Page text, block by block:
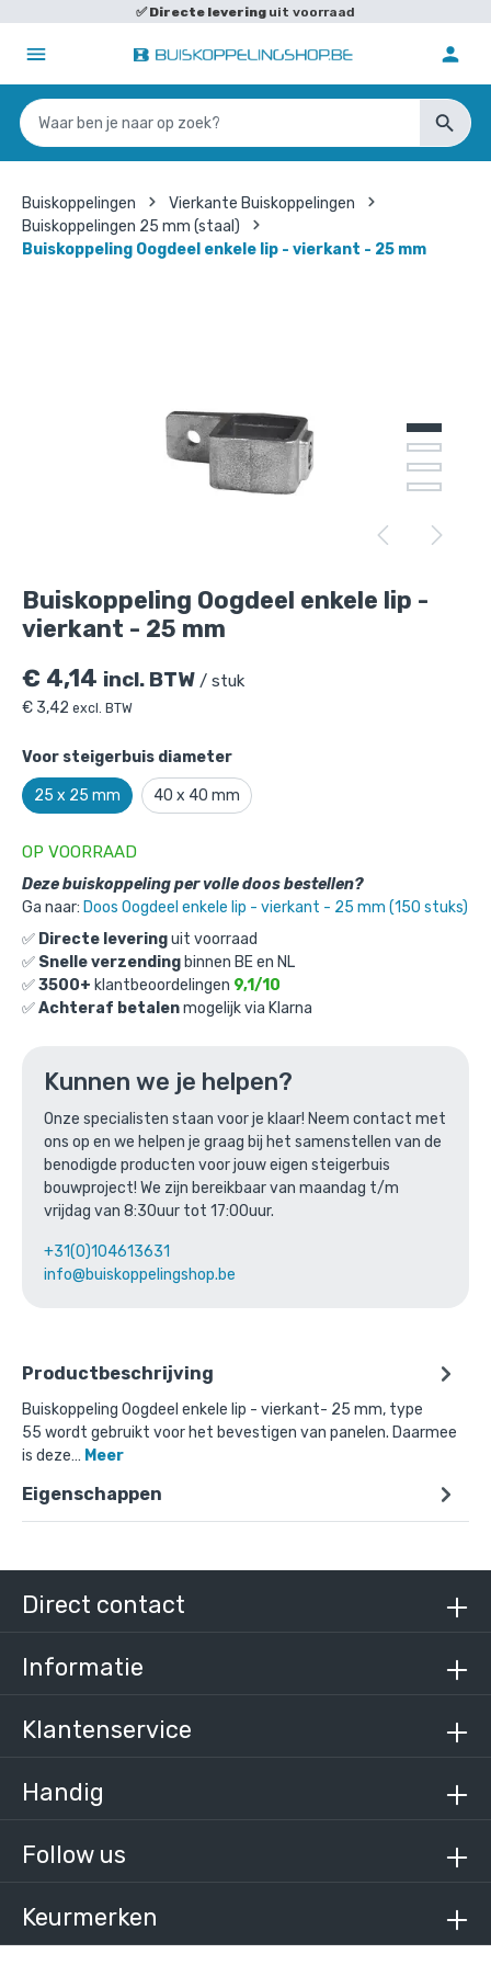
✅Directe levering uit voorraad
Buiskoppelingen
Vierkante Buiskoppelingen
Buiskoppelingen 25 mm (staal)
Buiskoppeling Oogdeel enkele lip - vierkant - 25 mm
Buiskoppeling Oogdeel enkele lip -
vierkant - 25 mm
€ 4,14 incl. BTW / stuk
€ 3,42 excl. BTW
Voor steigerbuis diameter
25 x 25 mm 40 x 40 mm
OP VOORRAAD
Deze buiskoppeling per volle doos bestellen?
Ga naar: Doos Oogdeel enkele lip - vierkant - 25 mm (150 stuks)
✅ Directe leveringuit voorraad
✅ Snelle verzending binnen BE en NL
✅3500+ klantbeoordelingen 9,1/10
✅Achteraf betalenmogelijk via Klarna
Kunnen we je helpen?
Onze specialisten staan voor je klaar! Neem contact met
ons op en we helpen je graag bij het samenstellen van de
benodigde producten voor jouw eigen steigerbuis
bouwproject! We zijn bereikbaar van maandag t/m
vrijdag van 8:30uur tot 17:00uur.
+31(0)104613631
info@buiskoppelingshop.be
Productbeschrijving
Buiskoppeling Oogdeel enkele lip - vierkant- 25 mm, type
55 wordt gebruikt voor het bevestigen van panelen. Daarmee
is deze… Meer
Eigenschappen
Buiskoppeling Oogdeel enkele lip -
Buiskoppeling Oogdeel enkele lip -
Productnummer: 101055-25
€4,14 incl. BTW/ stuk
€3,42 excl. BTW
Ga naar winkelmandje
Bovenstaande product wordt vaak
gecombineerd met:
€ 488,56 excl. BTW
Follow us
Keurmerken
Direct contact
Informatie
Klantenservice
Handig